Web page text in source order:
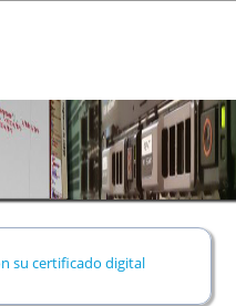
su certificado digital